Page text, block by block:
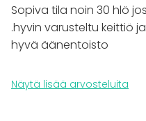
Kokoushuone
Kellari
Biletila
Lisätietoa palveluista ja
Sopiva tila noin 30 hlö
.hyvin varusteltu keittiö
hyvä äänentoisto
Näytä lisää arvosteluita